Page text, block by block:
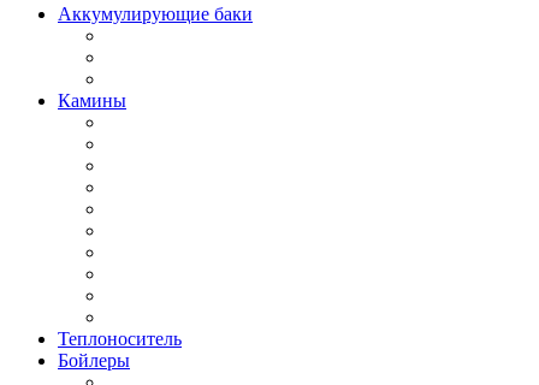
Аккумулирующие баки
Камины
Теплоноситель
Бойлеры